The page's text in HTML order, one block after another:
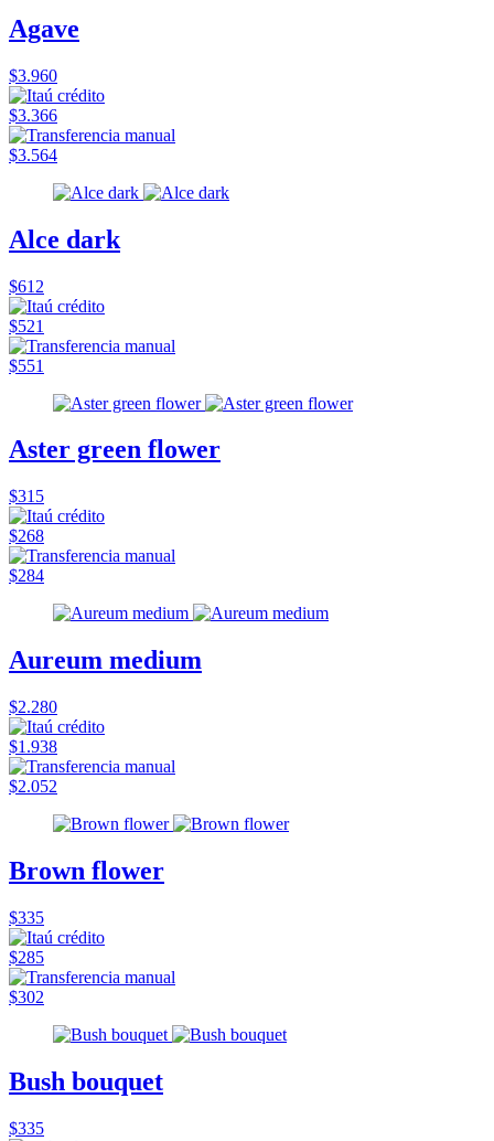
Agave
$3.960
$3.366
$3.564
Alce dark
$612
$521
$551
Aster green flower
$315
$268
$284
Aureum medium
$2.280
$1.938
$2.052
Brown flower
$335
$285
$302
Bush bouquet
$335